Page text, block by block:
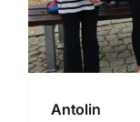
Antolin